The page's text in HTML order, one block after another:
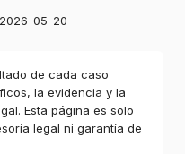
2026-05-20
de cada caso
la evidencia y la
Esta página es solo
legal ni garantía de